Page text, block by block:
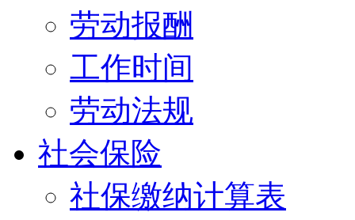
劳动报酬
工作时间
劳动法规
社会保险
社保缴纳计算表